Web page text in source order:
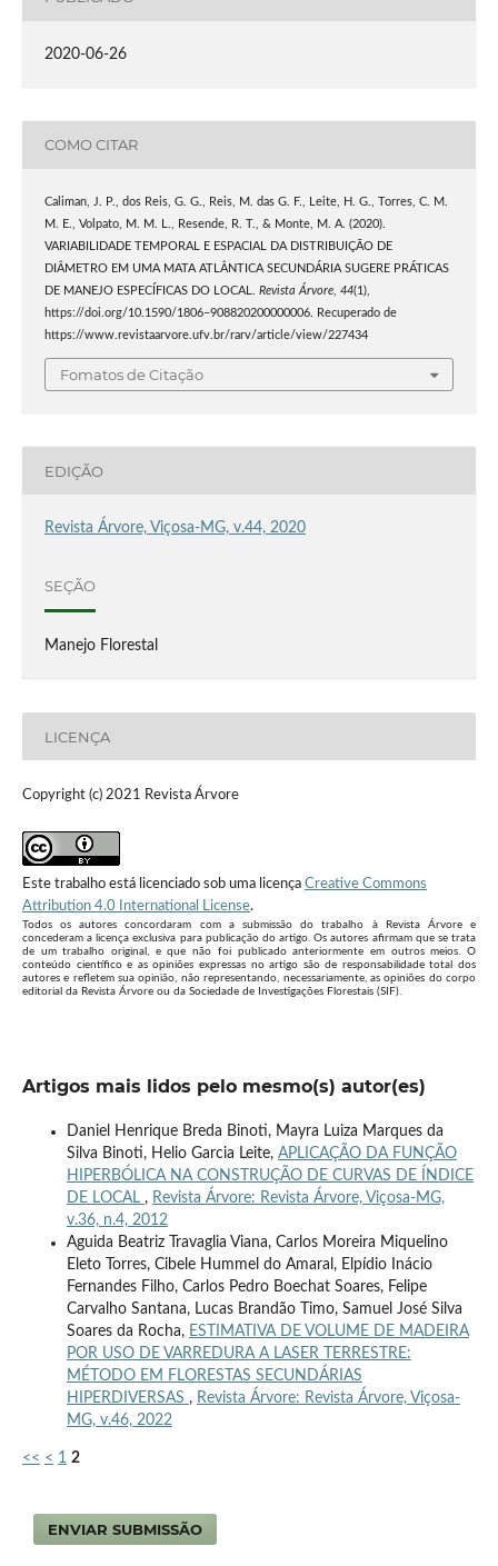
2020-06-26
COMO CITAR
Caliman, J. P., dos Reis, G. G., Reis, M. das G. F., Leite, H. G., Torres, C. M.
M. E., Volpato, M. M. L., Resende, R. T., & Monte, M. A. (2020).
VARIABILIDADE TEMPORAL E ESPACIAL DA DISTRIBUIÇÃO DE
DIÂMETRO EM UMA MATA ATLÂNTICA SECUNDÁRIA SUGERE PRÁTICAS
DE MANEJO ESPECÍFICAS DO LOCAL. Revista Árvore, 44(1),
https://doi.org/10.1590/1806–908820200000006. Recuperado de
https://www.revistaarvore.ufv.br/rarv/article/view/227434
Fomatos de Citação
EDIÇÃO
Revista Árvore, Viçosa-MG, v.44, 2020
SEÇÃO
Manejo Florestal
LICENÇA
Copyright (c) 2021 Revista Árvore
Este trabalho está licenciado sob uma licença Creative Commons
Attribution 4.0 International License.
Todos os autores concordaram com a submissão do trabalho à Revista Árvore e
concederam a licença exclusiva para publicação do artigo. Os autores afirmam que se trata
de um trabalho original, e que não foi publicado anteriormente em outros meios. O
conteúdo científico e as opiniões expressas no artigo são de responsabilidade total dos
autores e refletem sua opinião, não representando, necessariamente, as opiniões do corpo
editorial da Revista Árvore ou da Sociedade de Investigações Florestais (SIF).
Artigos mais lidos pelo mesmo(s) autor(es)
Daniel Henrique Breda Binoti, Mayra Luiza Marques da
Silva Binoti, Helio Garcia Leite, APLICAÇÃO DA FUNÇÃO
HIPERBÓLICA NA CONSTRUÇÃO DE CURVAS DE ÍNDICE
DE LOCAL , Revista Árvore: Revista Árvore, Viçosa-MG,
v.36, n.4, 2012
Aguida Beatriz Travaglia Viana, Carlos Moreira Miquelino
Eleto Torres, Cibele Hummel do Amaral, Elpídio Inácio
Fernandes Filho, Carlos Pedro Boechat Soares, Felipe
Carvalho Santana, Lucas Brandão Timo, Samuel José Silva
Soares da Rocha, ESTIMATIVA DE VOLUME DE MADEIRA
POR USO DE VARREDURA A LASER TERRESTRE:
MÉTODO EM FLORESTAS SECUNDÁRIAS
HIPERDIVERSAS , Revista Árvore: Revista Árvore, Viçosa-
MG, v.46, 2022
<< < 1 2
ENVIAR SUBMISSÃO